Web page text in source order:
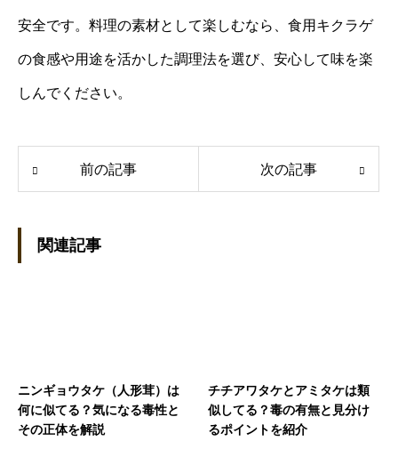
安全です。料理の素材として楽しむなら、食用キクラゲ
の食感や用途を活かした調理法を選び、安心して味を楽
しんでください。
前の記事 次の記事
関連記事
ニンギョウタケ（人形茸）は
何に似てる？気になる毒性と
その正体を解説
チチアワタケとアミタケは類
似してる？毒の有無と見分け
るポイントを紹介